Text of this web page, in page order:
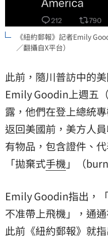
《紐約郵報》記者Emily
／翻攝自X平台）
此前，隨川普訪中的
Emily Goodin上週五
露，他們在登上總統
返回美國前，美方人
有物品，包含證件、
「拋棄式手機」（
Emily Goodin指出，
不准帶上飛機」，通
此前《紐約郵報》就